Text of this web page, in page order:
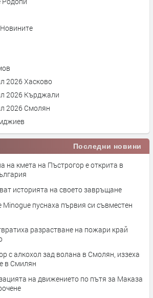
2026 Хасково
2026 Кърджали
2026 Смолян
Последни новини
на кмета на Пъстрогор е открита в
историята на своето завръщане
разрастване на пожари край
с алкохол зад волана в Смолян, иззеха
в Смилян
на движението по пътя за Маказа